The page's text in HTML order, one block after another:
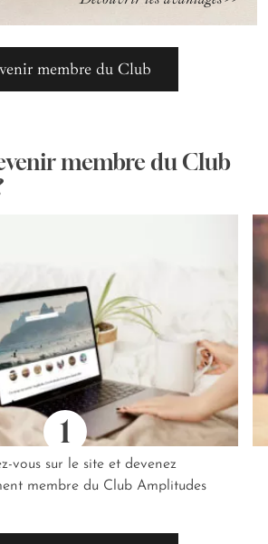
membre du Club
membre du Club
1
vous sur le site et devenez
membre du Club Amplitudes